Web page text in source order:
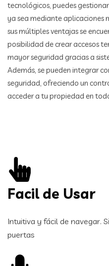
tecnológicos, puedes
ya sea mediante aplicaciones
sus múltiples ventajas se
posibilidad de crear accesos
mayor seguridad gracias a
Además, se pueden integrar
seguridad, ofreciendo un
acceder a tu propiedad en
Facil de Usar
Intuitiva y fácil de navegar.
puertas